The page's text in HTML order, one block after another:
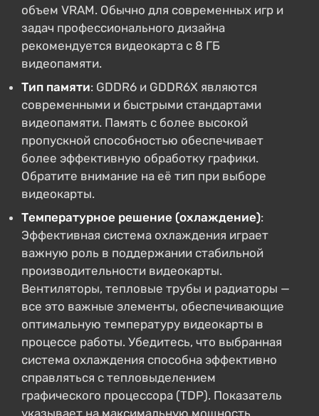
объем VRAM. Обычно для современных игр и
задач профессионального дизайна
рекомендуется видеокарта с 8 ГБ
видеопамяти.
Тип памяти: GDDR6 и GDDR6X являются
современными и быстрыми стандартами
видеопамяти. Память с более высокой
пропускной способностью обеспечивает
более эффективную обработку графики.
Обратите внимание на её тип при выборе
видеокарты.
Температурное решение (охлаждение):
Эффективная система охлаждения играет
важную роль в поддержании стабильной
производительности видеокарты.
Вентиляторы, тепловые трубы и радиаторы —
все это важные элементы, обеспечивающие
оптимальную температуру видеокарты в
процессе работы. Убедитесь, что выбранная
система охлаждения способна эффективно
справляться с тепловыделением
графического процессора (TDP). Показатель
указывает на максимальную мощность,